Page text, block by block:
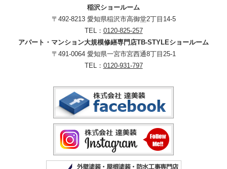
稲沢ショールーム
〒492-8213 愛知県稲沢市高御堂2丁目14-5
TEL： 0120-825-257
アパート・マンション大規模修繕専門店TB-STYLEショールーム
〒491-0064 愛知県一宮市宮西通8丁目25-1
TEL： 0120-931-797